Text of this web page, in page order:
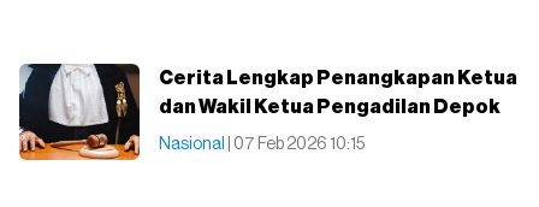
Cerita Lengkap Penangkapan Ketua
dan Wakil Ketua Pengadilan Depok
Nasional | 07 Feb 2026 10:15